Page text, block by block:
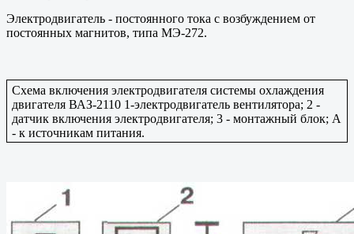
Электродвигатель - постоянного тока с возбуждением от
постоянных магнитов, типа МЭ-272.
Схема включения электродвигателя системы охлаждения
двигателя ВАЗ-2110 1-электродвигатель вентилятора; 2 -
датчик включения электродвигателя; 3 - монтажный блок; А
- к источникам питания.